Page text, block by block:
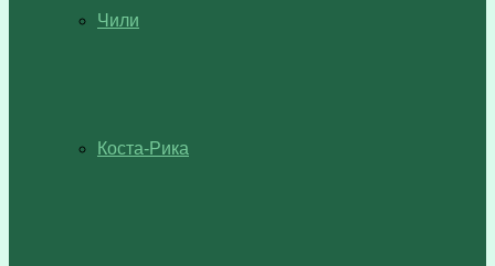
Чили
Коста-Рика